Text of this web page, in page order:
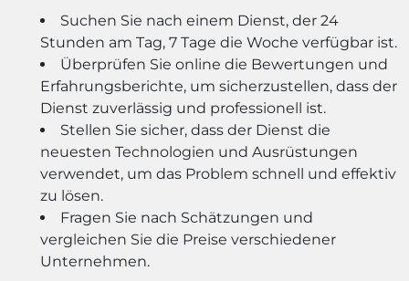
Suchen Sie nach einem Dienst, der 24
Stunden am Tag, 7 Tage die Woche verfügbar ist.
Überprüfen Sie online die Bewertungen und
Erfahrungsberichte, um sicherzustellen, dass der
Dienst zuverlässig und professionell ist.
Stellen Sie sicher, dass der Dienst die
neuesten Technologien und Ausrüstungen
verwendet, um das Problem schnell und effektiv
zu lösen.
Fragen Sie nach Schätzungen und
vergleichen Sie die Preise verschiedener
Unternehmen.